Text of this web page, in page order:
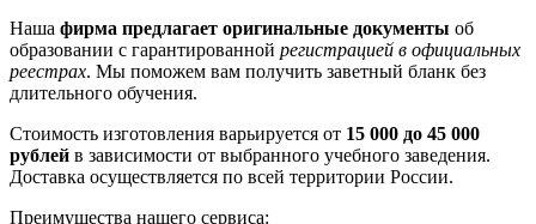
Наша фирма предлагает оригинальные документы об
образовании с гарантированной регистрацией в официальных
реестрах. Мы поможем вам получить заветный бланк без
длительного обучения.
Стоимость изготовления варьируется от 15 000 до 45 000
рублей в зависимости от выбранного учебного заведения.
Доставка осуществляется по всей территории России.
Преимущества нашего сервиса: